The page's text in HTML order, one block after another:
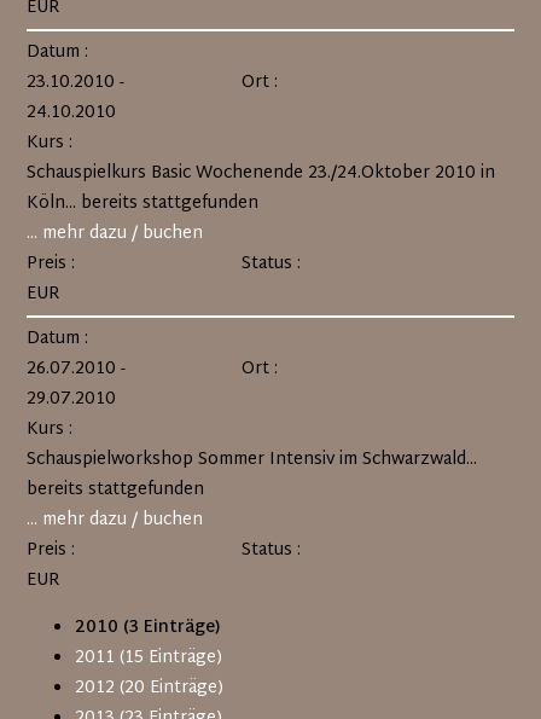
EUR
Datum :
23.10.2010 -
24.10.2010
Ort :
Kurs :
Schauspielkurs Basic Wochenende 23./24.Oktober 2010 in
Köln... bereits stattgefunden
... mehr dazu / buchen
Preis :
EUR
Status :
Datum :
26.07.2010 -
29.07.2010
Ort :
Kurs :
Schauspielworkshop Sommer Intensiv im Schwarzwald...
bereits stattgefunden
... mehr dazu / buchen
Preis :
EUR
Status :
2010 (3 Einträge)
2011 (15 Einträge)
2012 (20 Einträge)